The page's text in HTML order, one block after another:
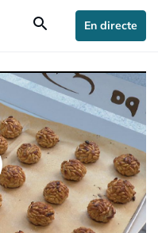
search En directe